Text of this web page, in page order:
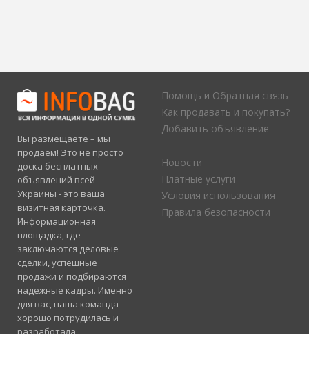
Вы размещаете – мы
продаем! Это не просто
доска бесплатных
объявлений всей
Украины - это ваша
визитная карточка.
Информационная
площадка, где
заключаются деловые
сделки, успешные
продажи и подбираются
надежные кадры. Именно
для вас, наша команда
хорошо потрудилась и
разработала
Помощь и Обратная связь
Как продавать и покупать?
Добавить объявление
Новости
Платные услуги
Условия использования
Правила безопасности